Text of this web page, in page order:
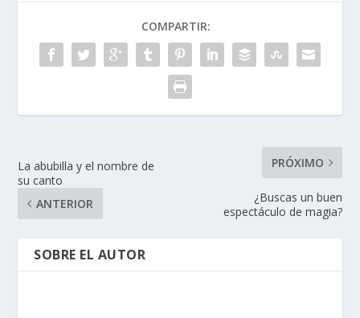
COMPARTIR:
La abubilla y el nombre de
su canto
ANTERIOR
PRÓXIMO
¿Buscas un buen
espectáculo de magia?
SOBRE EL AUTOR